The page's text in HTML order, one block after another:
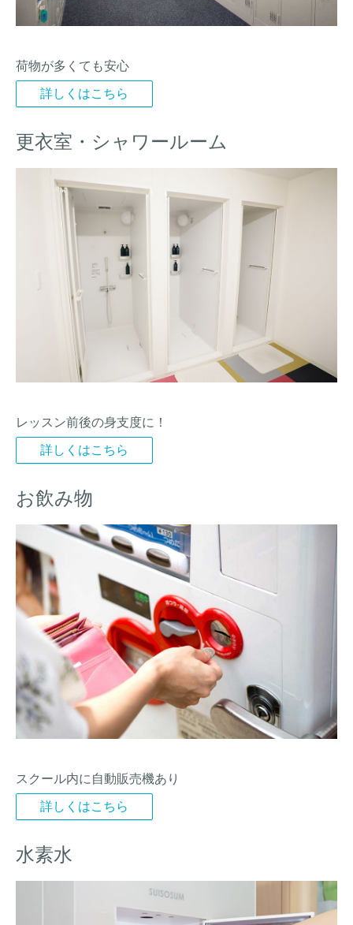
荷物が多くても安心
詳しくはこちら
更衣室・シャワールーム
レッスン前後の身支度に！
詳しくはこちら
お飲み物
スクール内に自動販売機あり
詳しくはこちら
水素水